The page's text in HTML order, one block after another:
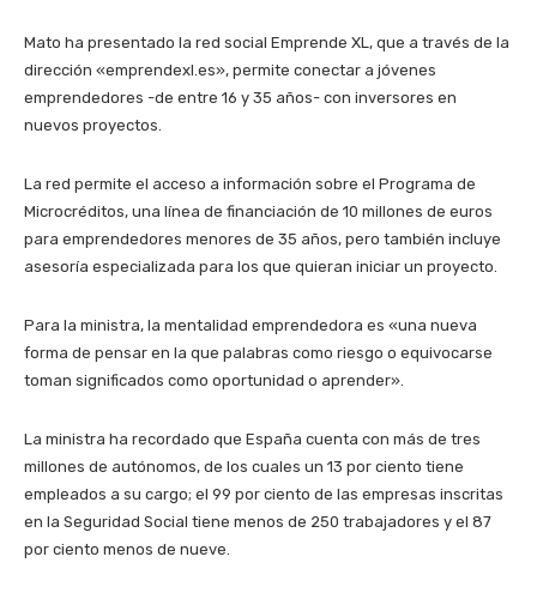
Mato ha presentado la red social Emprende XL, que a través de la
dirección «emprendexl.es», permite conectar a jóvenes
emprendedores -de entre 16 y 35 años- con inversores en
nuevos proyectos.
La red permite el acceso a información sobre el Programa de
Microcréditos, una línea de financiación de 10 millones de euros
para emprendedores menores de 35 años, pero también incluye
asesoría especializada para los que quieran iniciar un proyecto.
Para la ministra, la mentalidad emprendedora es «una nueva
forma de pensar en la que palabras como riesgo o equivocarse
toman significados como oportunidad o aprender».
La ministra ha recordado que España cuenta con más de tres
millones de autónomos, de los cuales un 13 por ciento tiene
empleados a su cargo; el 99 por ciento de las empresas inscritas
en la Seguridad Social tiene menos de 250 trabajadores y el 87
por ciento menos de nueve.